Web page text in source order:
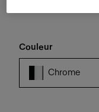
Couleur
Chrome